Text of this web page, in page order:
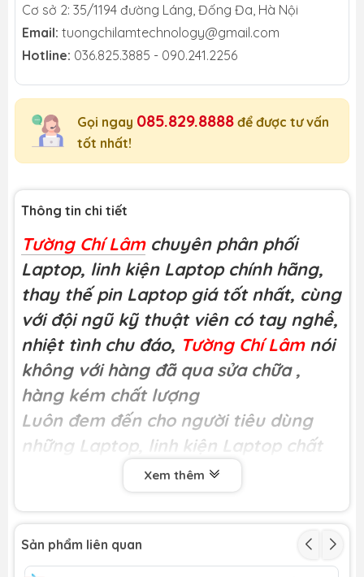
Cơ sở 2: 35/1194 đường Láng, Đống Đa, Hà Nội
Email: tuongchilamtechnology@gmail.com
Hotline: 036.825.3885 - 090.241.2256
Gọi ngay 085.829.8888 để được tư vấn
tốt nhất!
Thông tin chi tiết
Tường Chí Lâm chuyên phân phối
Laptop, linh kiện Laptop chính hãng,
thay thế pin Laptop giá tốt nhất, cùng
với đội ngũ kỹ thuật viên có tay nghề,
nhiệt tình chu đáo, Tường Chí Lâm nói
không với hàng đã qua sửa chữa ,
hàng kém chất lượng
Luôn đem đến cho người tiêu dùng
những Laptop, linh kiện Laptop chất
Miễn phí công thay tạiTường Chí Lâm
Khách hàng có thể trực tiếp xem kĩ
thuật viên thay thế tại cửa hàng
Xem thêm
Sản phẩm liên quan